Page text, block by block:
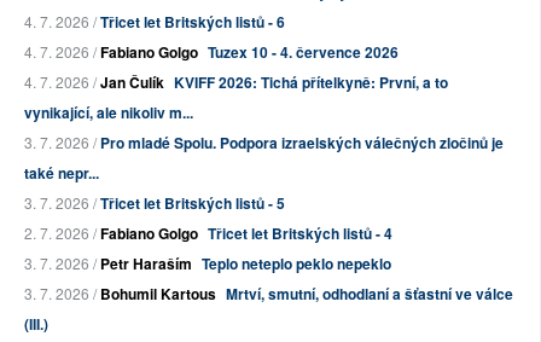
4. 7. 2026 /Třicet let Britských listů - 6
4. 7. 2026 /Fabiano Golgo Tuzex 10 - 4. července 2026
4. 7. 2026 /Jan Čulík KVIFF 2026: Tichá přítelkyně: První, a to
vynikající, ale nikoliv m...
3. 7. 2026 /Pro mladé Spolu. Podpora izraelských válečných zločinů je
také nepr...
3. 7. 2026 /Třicet let Britských listů - 5
2. 7. 2026 /Fabiano Golgo Třicet let Britských listů - 4
3. 7. 2026 /Petr Haraším Teplo neteplo peklo nepeklo
3. 7. 2026 /Bohumil Kartous Mrtví, smutní, odhodlaní a šťastní ve válce
(III.)